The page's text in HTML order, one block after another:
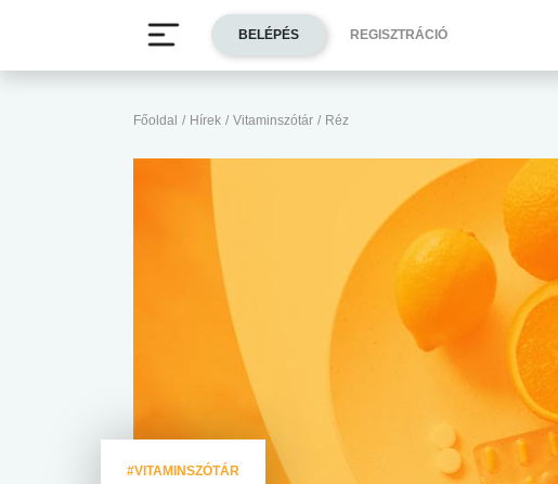
Főoldal / Hírek / Vitaminszótár / Réz
#VITAMINSZÓTÁR
BELÉPÉS REGISZTRÁCIÓ